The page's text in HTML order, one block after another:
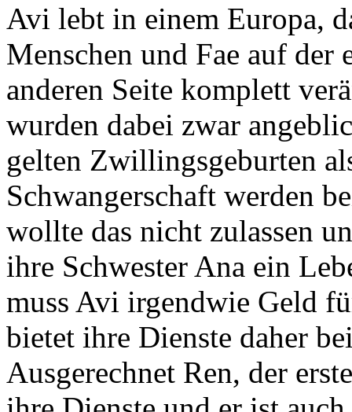
Avi lebt in einem Europa,
Menschen und Fae auf der
anderen Seite komplett
wurden dabei zwar
gelten Zwillingsgeburten
Schwangerschaft werden
wollte das nicht zulassen
ihre Schwester Ana ein
muss Avi irgendwie Geld
bietet ihre Dienste daher
Ausgerechnet Ren, der